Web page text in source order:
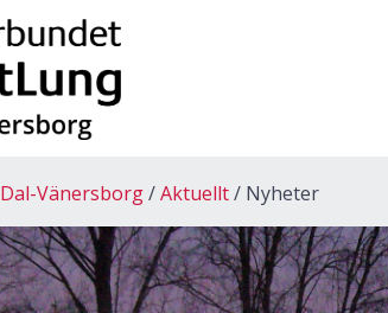
Dal-Vänersborg Aktuellt Nyheter